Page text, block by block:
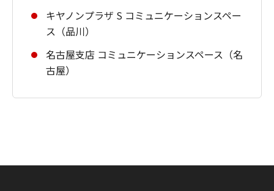
キヤノンプラザ S コミュニケーションスペー
ス（品川）
名古屋支店 コミュニケーションスペース（名
古屋）